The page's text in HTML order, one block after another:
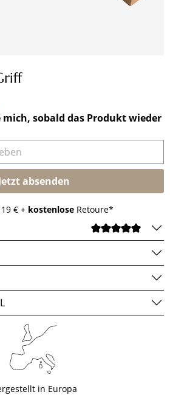
sobald das Produkt wieder
absenden
€ + kostenlose Retoure*
in Europa